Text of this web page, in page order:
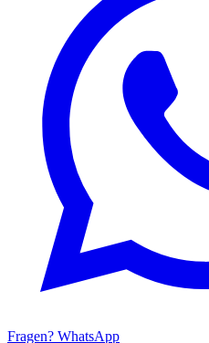
Fragen? WhatsApp